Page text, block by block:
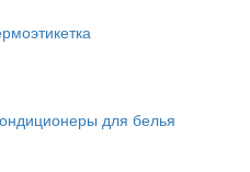
для белья